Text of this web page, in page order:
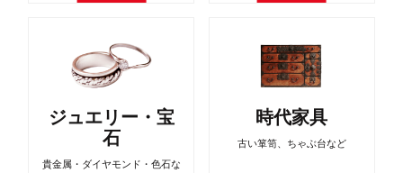
ジュエリー・宝
石
貴金属・ダイヤモンド・色石な
時代家具
古い箪笥、ちゃぶ台など